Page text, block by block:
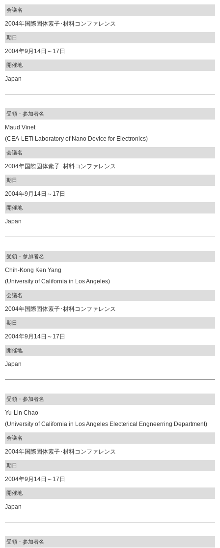
会議名
2004年国際固体素子･材料コンファレンス
期日
2004年9月14日～17日
開催地
Japan
受領・参加者名
Maud Vinet
(CEA-LETI Laboratory of Nano Device for Electronics)
会議名
2004年国際固体素子･材料コンファレンス
期日
2004年9月14日～17日
開催地
Japan
受領・参加者名
Chih-Kong Ken Yang
(University of California in Los Angeles)
会議名
2004年国際固体素子･材料コンファレンス
期日
2004年9月14日～17日
開催地
Japan
受領・参加者名
Yu-Lin Chao
(University of California in Los Angeles Electerical Engneerring Department)
会議名
2004年国際固体素子･材料コンファレンス
期日
2004年9月14日～17日
開催地
Japan
受領・参加者名